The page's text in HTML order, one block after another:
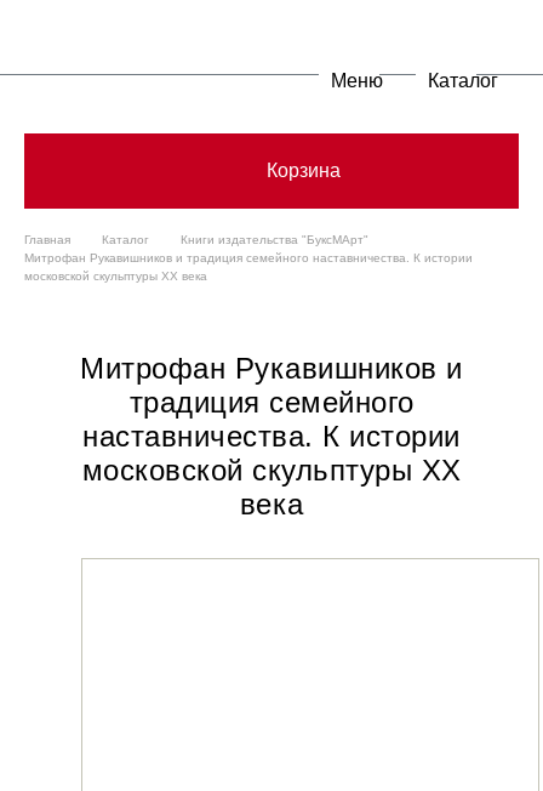
Меню Каталог
Корзина
Главная Каталог
Книги издательства "БуксМАрт"
Митрофан Рукавишников и традиция семейного наставничества. К истории
московской скульптуры XX века
Митрофан Рукавишников и
традиция семейного
наставничества. К истории
московской скульптуры XX
века